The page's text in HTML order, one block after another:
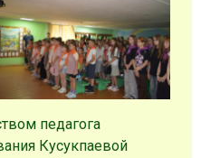
педагога
Кусукпаевой